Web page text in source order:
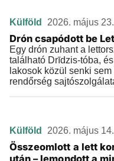
Külföld 2026. május
Drón csapódott be
Egy drón zuhant a
található Drīdzis-tóba,
lakosok közül senki
rendőrség
Külföld 2026. május
Összeomlott a lett
után – lemondott a